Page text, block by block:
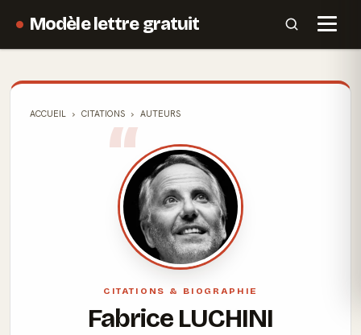
Modèle lettre gratuit
ACCUEIL CITATIONS AUTEURS
CITATIONS & BIOGRAPHIE
Fabrice LUCHINI